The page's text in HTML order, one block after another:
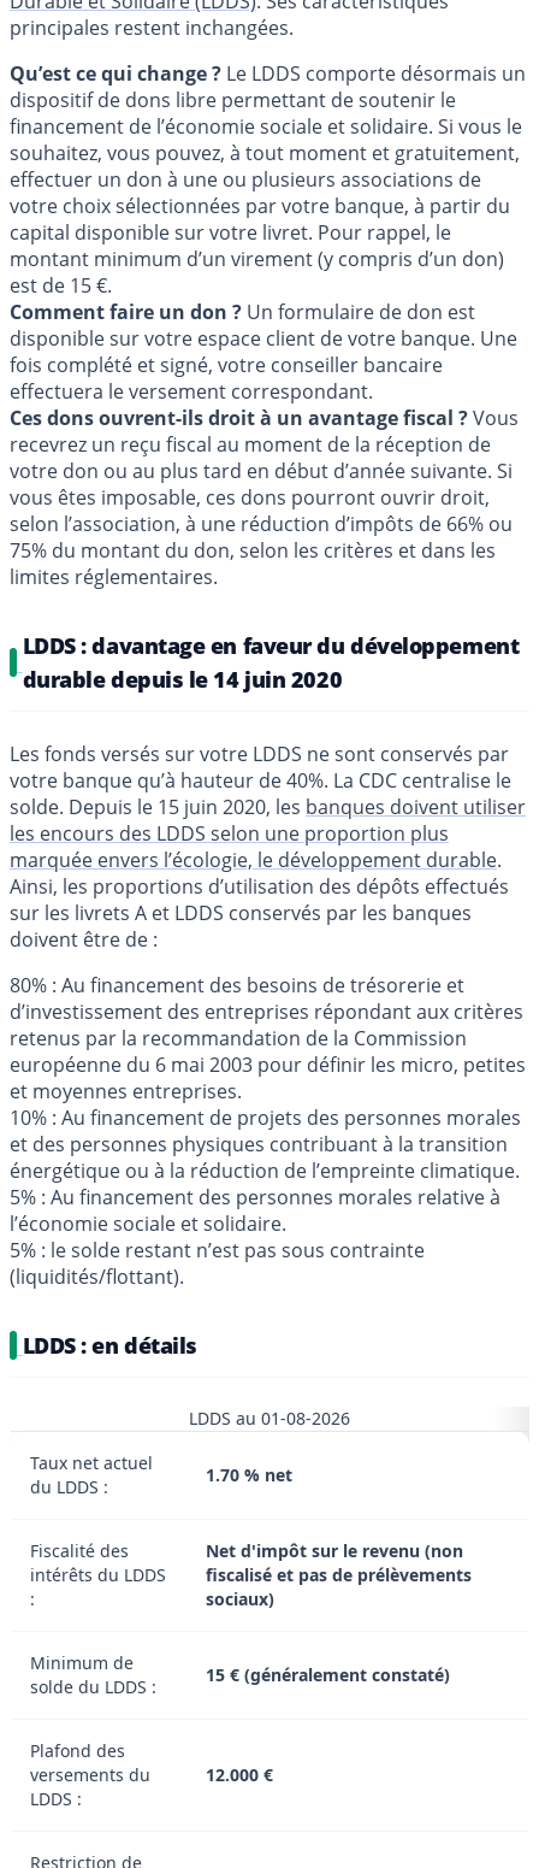
principales restent inchangées.
Qu’est ce qui change ? Le LDDS comporte désormais un
dispositif de dons libre permettant de soutenir le
financement de l’économie sociale et solidaire. Si vous le
souhaitez, vous pouvez, à tout moment et gratuitement,
effectuer un don à une ou plusieurs associations de
votre choix sélectionnées par votre banque, à partir du
capital disponible sur votre livret. Pour rappel, le
montant minimum d’un virement (y compris d’un don)
est de 15 €.
Comment faire un don ? Un formulaire de don est
disponible sur votre espace client de votre banque. Une
fois complété et signé, votre conseiller bancaire
effectuera le versement correspondant.
Ces dons ouvrent-ils droit à un avantage fiscal ?Vous
recevrez un reçu fiscal au moment de la réception de
votre don ou au plus tard en début d’année suivante. Si
vous êtes imposable, ces dons pourront ouvrir droit,
selon l’association, à une réduction d’impôts de 66% ou
75% du montant du don, selon les critères et dans les
limites réglementaires.
LDDS : davantage en faveur du développement
durable depuis le 14 juin 2020
Les fonds versés sur votre LDDS ne sont conservés par
votre banque qu’à hauteur de 40%. La CDC centralise le
solde. Depuis le 15 juin 2020, les banques doivent utiliser
les encours des LDDS selon une proportion plus
marquée envers l’écologie, le développement durable.
Ainsi, les proportions d’utilisation des dépôts effectués
sur les livrets A et LDDS conservés par les banques
doivent être de :
80% : Au financement des besoins de trésorerie et
d’investissement des entreprises répondant aux critères
retenus par la recommandation de la Commission
européenne du 6 mai 2003 pour définir les micro, petites
et moyennes entreprises.
10% : Au financement de projets des personnes morales
et des personnes physiques contribuant à la transition
énergétique ou à la réduction de l’empreinte climatique.
5% : Au financement des personnes morales relative à
l’économie sociale et solidaire.
5% : le solde restant n’est pas sous contrainte
(liquidités/flottant).
LDDS : en détails
LDDS au 01-08-2026
Taux net actuel
du LDDS :
1.70 % net
Fiscalité des
intérêts du LDDS
:
Net d'impôt sur le revenu (non
fiscalisé et pas de prélèvements
sociaux)
Minimum de
solde du LDDS :
15 € (généralement constaté)
Plafond des
versements du
LDDS :
12.000 €
Restriction de